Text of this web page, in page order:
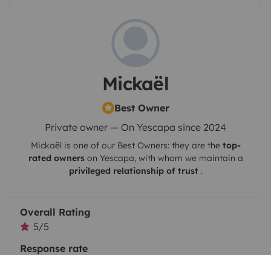
Mickaël
Best Owner
Private owner — On Yescapa since 2024
Mickaël is one of our Best Owners: they are the top-
rated ownerson Yescapa, with whom we maintain a
privileged relationship of trust.
Overall Rating
5/5
Response rate